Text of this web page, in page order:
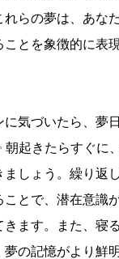
れらの夢は、あな
ことを象徴的に表
に気づいたら、夢
朝起きたらすぐに
ましょう。繰り返
ことで、潜在意識
きます。また、寝
夢の記憶がより鮮